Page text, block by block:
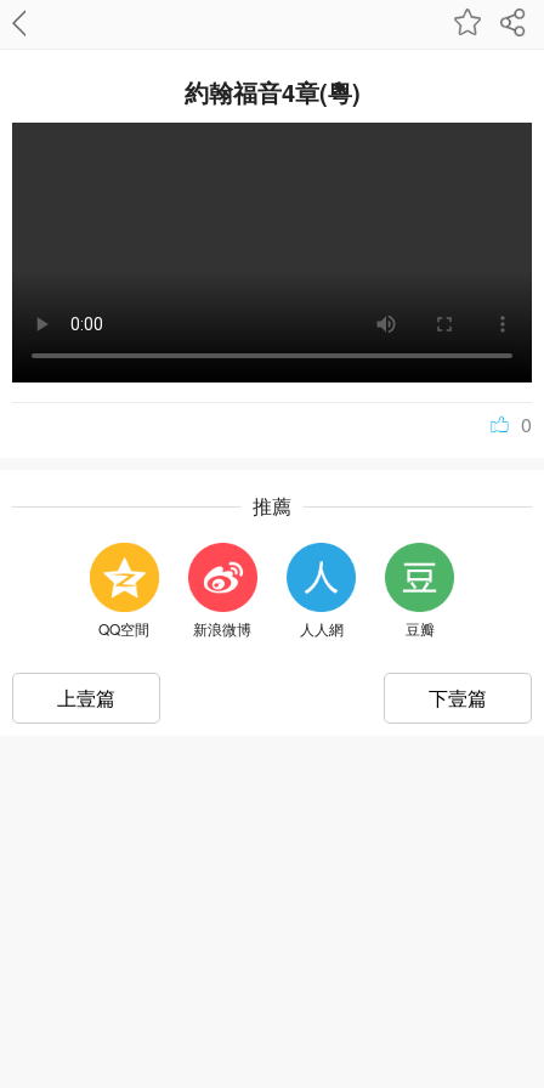
約翰福音4章(粵)
0
推薦
QQ空間 新浪微博 人人網 豆瓣
上壹篇 下壹篇